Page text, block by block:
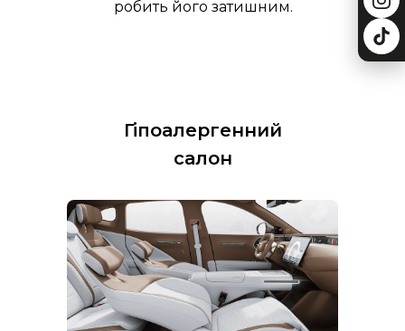
Гіпоалергенний
салон
робить його затишним.